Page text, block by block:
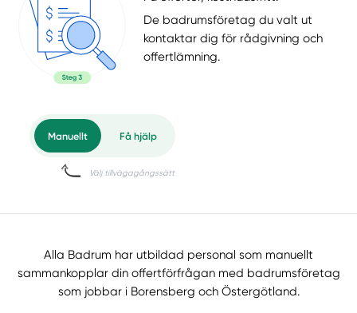
De badrumsföretag du valt ut
kontaktar dig för rådgivning och
offertlämning.
Alla Badrum har utbildad personal som manuellt
sammankopplar din offertförfrågan med badrumsföretag
som jobbar i Borensberg och Östergötland.